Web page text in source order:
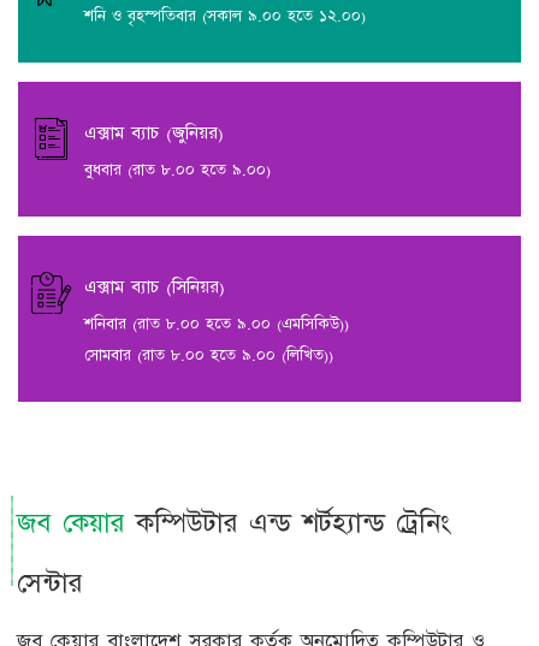
শনি ও বৃহস্পতিবার (সকাল ৯.০০ হতে ১২.০০)
এক্সাম ব্যাচ (জুনিয়র)
বুধবার (রাত ৮.০০ হতে ৯.০০)
এক্সাম ব্যাচ (সিনিয়র)
শনিবার (রাত ৮.০০ হতে ৯.০০ (এমসিকিউ))
সোমবার (রাত ৮.০০ হতে ৯.০০ (লিখিত))
জব কেয়ার কম্পিউটার এন্ড শর্টহ্যান্ড ট্রেনিং
সেন্টার